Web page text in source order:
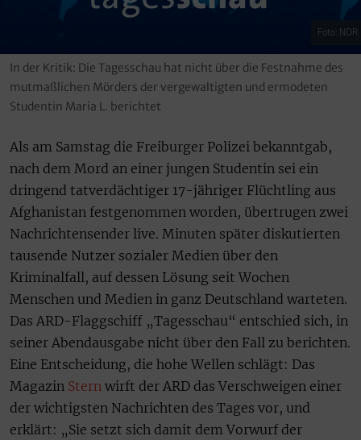
Foto: NDR
In der Kritik: Die Tagesschau hat nicht über die Festnahme des
mutmaßlichen Mörders der vergewaltigten und ermodeten
Studentin Maria L. berichtet
Als am Samstag die Freiburger Polizei bekanntgab,
nach dem Mord an einer jungen Studentin sei ein
dringend tatverdächtiger 17-jähriger Flüchtling aus
Afghanistan festgenommen worden, übertrugen zwei
Nachrichtensender live. Minuten später diskutierten
tausende Nutzer sozialer Medien über den
Kriminalfall, auf dessen Lösung seit Wochen
Menschen und Medien in ganz Deutschland warteten.
Das ARD-Flaggschiff „Tagesschau“ entschied sich, in
seiner Abendausgabe nicht über den Fall zu berichten.
Eine Entscheidung, die hohe Wellen schlägt: Das
Magazin Stern wirft der ARD das Verschweigen einer
der wichtigsten Nachrichten des Tages vor, und
erklärt: „Sie setzt sich damit dem Vorwurf der